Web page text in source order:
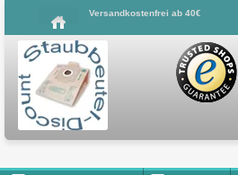
Versandkostenfrei ab 40€